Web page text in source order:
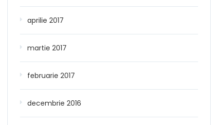
aprilie 2017
martie 2017
februarie 2017
decembrie 2016